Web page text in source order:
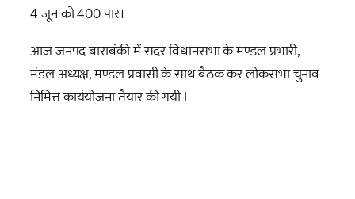
4 जून को 400 पार।
आज जनपद बाराबंकी में सदर विधानसभा के मण्डल प्रभारी,
मंडल अध्यक्ष, मण्डल प्रवासी के साथ बैठक कर लोकसभा चुनाव
निमित्त कार्ययोजना तैयार की गयी I